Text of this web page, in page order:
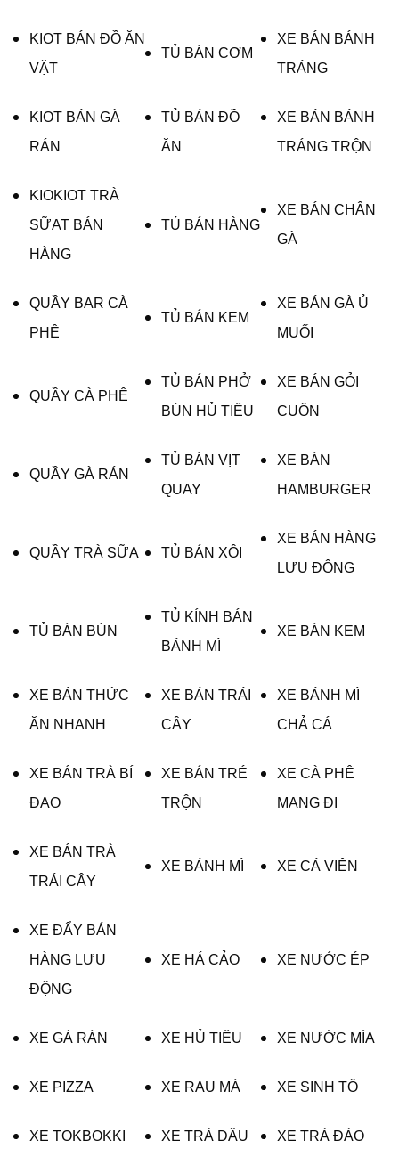
KIOT BÁN ĐỒ ĂN
VẶT
TỦ BÁN CƠM
XE BÁN BÁNH
TRÁNG
KIOT BÁN GÀ
RÁN
TỦ BÁN ĐỒ
ĂN
XE BÁN BÁNH
TRÁNG TRỘN
KIOKIOT TRÀ
SỮAT BÁN
HÀNG
TỦ BÁN HÀNG
XE BÁN CHÂN
GÀ
QUẦY BAR CÀ
PHÊ
TỦ BÁN KEM
XE BÁN GÀ Ủ
MUỐI
QUẦY CÀ PHÊ
TỦ BÁN PHỞ
BÚN HỦ TIẾU
XE BÁN GỎI
CUỐN
QUẦY GÀ RÁN
TỦ BÁN VỊT
QUAY
XE BÁN
HAMBURGER
QUẦY TRÀ SỮA TỦ BÁN XÔI
XE BÁN HÀNG
LƯU ĐỘNG
TỦ BÁN BÚN
TỦ KÍNH BÁN
BÁNH MÌ
XE BÁN KEM
XE BÁN THỨC
ĂN NHANH
XE BÁN TRÁI
CÂY
XE BÁNH MÌ
CHẢ CÁ
XE BÁN TRÀ BÍ
ĐAO
XE BÁN TRÉ
TRỘN
XE CÀ PHÊ
MANG ĐI
XE BÁN TRÀ
TRÁI CÂY
XE BÁNH MÌ XE CÁ VIÊN
XE ĐẨY BÁN
HÀNG LƯU
ĐỘNG
XE HÁ CẢO XE NƯỚC ÉP
XE GÀ RÁN XE HỦ TIẾU XE NƯỚC MÍA
XE PIZZA XE RAU MÁ XE SINH TỐ
XE TOKBOKKI XE TRÀ DÂU XE TRÀ ĐÀO